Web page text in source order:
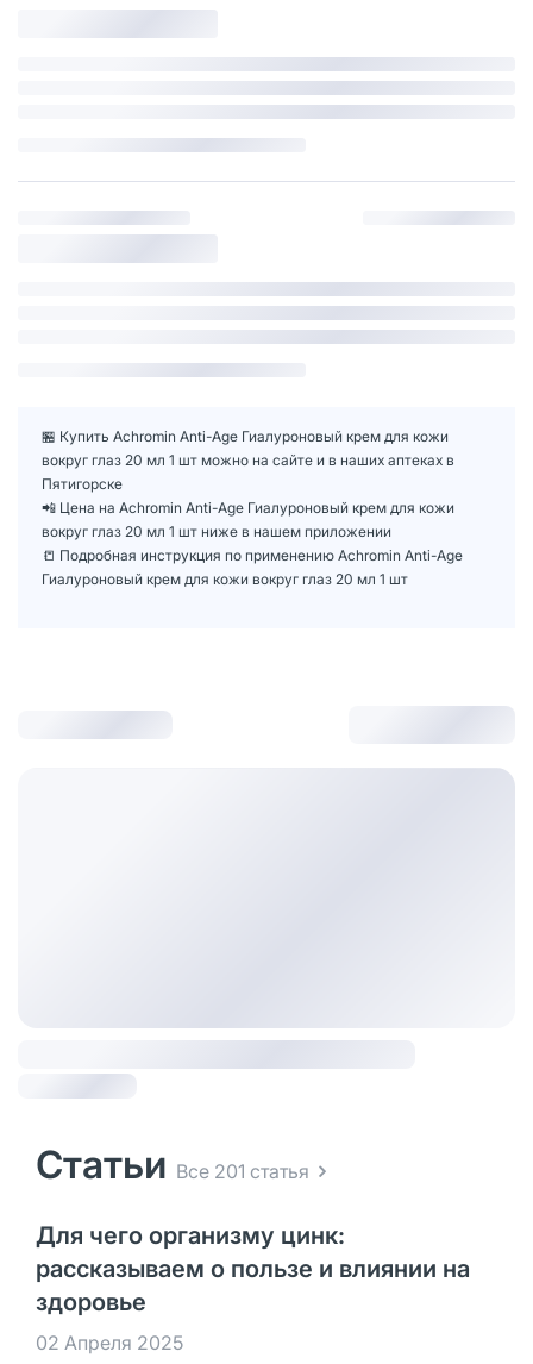
🏪 Купить Achromin Anti-Age Гиалуроновый крем для кожи
вокруг глаз 20 мл 1 шт можно на сайте и в наших аптеках в
Пятигорске
📲 Цена на Achromin Anti-Age Гиалуроновый крем для кожи
вокруг глаз 20 мл 1 шт ниже в нашем приложении
📒 Подробная инструкция по применению Achromin Anti-Age
Гиалуроновый крем для кожи вокруг глаз 20 мл 1 шт
Статьи Все 201 статья
Для чего организму цинк:
рассказываем о пользе и влиянии на
здоровье
02 Апреля 2025